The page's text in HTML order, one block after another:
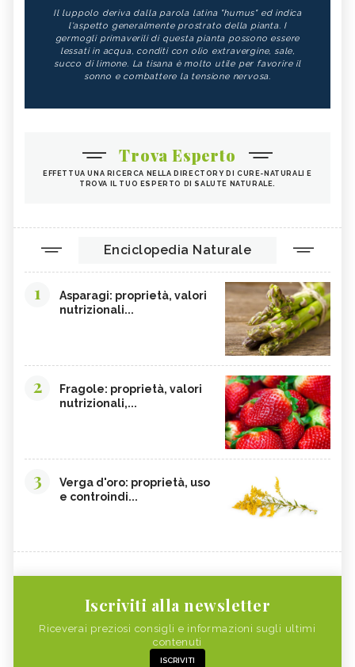
Il luppolo deriva dalla parola latina "humus" ed indica
l'aspetto generalmente prostrato della pianta. I
germogli primaverili di questa pianta possono essere
lessati in acqua, conditi con olio extravergine, sale,
succo di limone. La tisana è molto utile per favorire il
sonno e combattere la tensione nervosa.
Trova Esperto
EFFETTUA UNA RICERCA NELLA DIRECTORY DI CURE-NATURALI E
TROVA IL TUO ESPERTO DI SALUTE NATURALE.
Enciclopedia Naturale
1
Asparagi: proprietà, valori
nutrizionali...
2
Fragole: proprietà, valori
nutrizionali,...
3
Verga d'oro: proprietà, uso
e controindi...
Iscriviti alla newsletter
Riceverai preziosi consigli e informazioni sugli ultimi
contenuti
ISCRIVITI